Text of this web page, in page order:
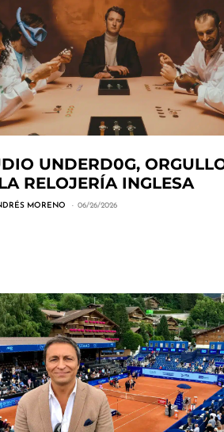
UNDERD0G,
RELOJERÍA INGLESA
MORENO 06/26/2026